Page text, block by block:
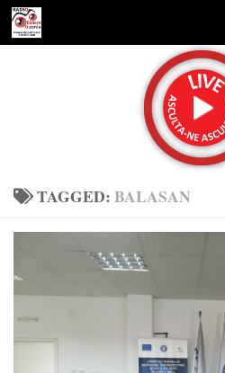
Skip to content
TAGGED:BALASAN